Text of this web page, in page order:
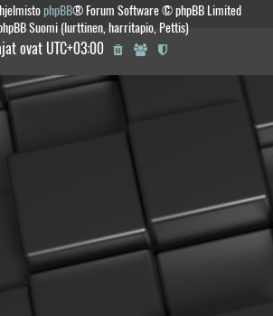
phpBB® Forum Software © phpBB Limited
Suomi (lurttinen, harritapio, Pettis)
ovat UTC+03:00